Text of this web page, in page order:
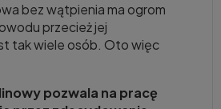
bez wątpienia ma ogrom
przecież jej
tak wiele osób. Oto więc
pozwala na pracę